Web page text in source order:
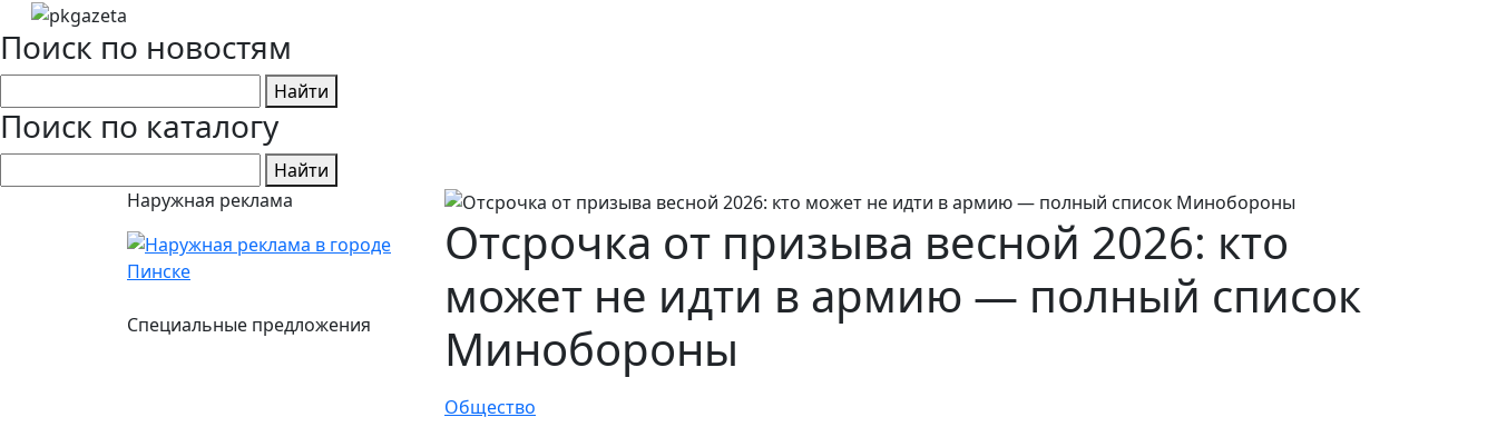
Поиск по новостям
Найти
Поиск по каталогу
Найти
Наружная реклама
Специальные предложения
Отсрочка от призыва весной 2026: кто
может не идти в армию — полный список
Минобороны
Общество